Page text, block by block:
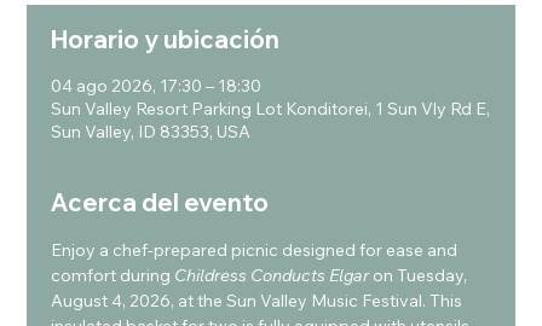
Horario y ubicación
04 ago 2026, 17:30 – 18:30
Sun Valley Resort Parking Lot Konditorei, 1 Sun Vly Rd E,
Sun Valley, ID 83353, USA
Acerca del evento
Enjoy a chef-prepared picnic designed for ease and
comfort during Childress Conducts Elgar on Tuesday,
August 4, 2026, at the Sun Valley Music Festival. This